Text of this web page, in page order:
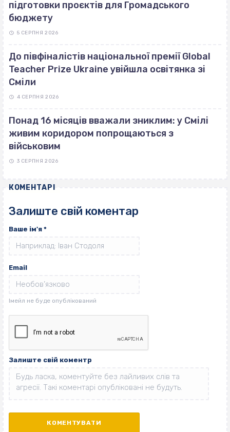
підготовки проєктів для Громадського
бюджету
5 СЕРПНЯ 2026
До півфіналістів національної премії Global
Teacher Prize Ukraine увійшла освітянка зі
Сміли
4 СЕРПНЯ 2026
Понад 16 місяців вважали зниклим: у Смілі
живим коридором попрощаються з
військовим
3 СЕРПНЯ 2026
КОМЕНТАРІ
Залиште свій коментар
Ваше ім'я *
Email
Залиште свій коментр